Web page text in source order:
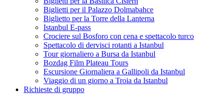
Biglietti per il Palazzo Dolmabahce
Biglietto per la Torre della Lanterna
Istanbul E-pass
Crociere sul Bosforo con cena e spettacolo turco
Spettacolo di dervisci rotanti a Istanbul
Tour giornaliero a Bursa da Istanbul
Bozdag Film Plateau Tours
Escursione Giornaliera a Gallipoli da Istanbul
Viaggio di un giorno a Troia da Istanbul
Richieste di gruppo